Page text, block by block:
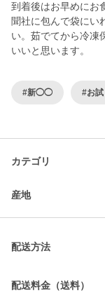
到着後はお早めにお
聞社に包んで袋にい
い。茹でてから冷凍
いいと思います。
#新◯◯ #お
カテゴリ
産地
配送方法
配送料金（送料）